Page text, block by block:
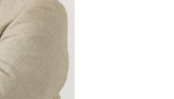
por
de
del servicio